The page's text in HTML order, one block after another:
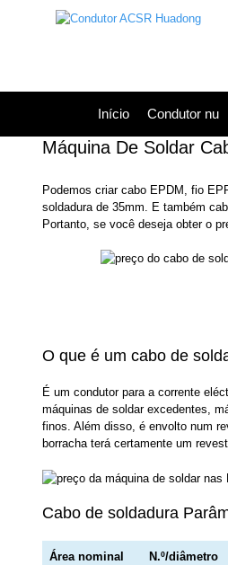
Início Condutor nu
Máquina De Soldar
Podemos criar cabo EPDM, fio
soldadura de 35mm. E também
Portanto, se você deseja obter o
O que é um cabo de
É um condutor para a corrente
máquinas de soldar excedentes,
finos. Além disso, é envolto num
borracha terá certamente um
Cabo de soldadura
Área nominal
N.º/diâmetro